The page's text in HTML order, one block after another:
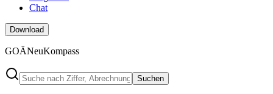
Chat
Download
GOÄNeuKompass
Suchen